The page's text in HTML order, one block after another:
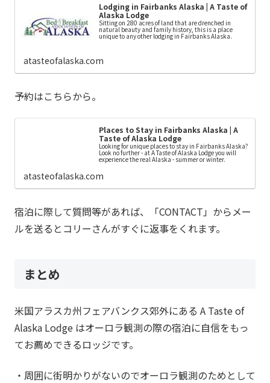
Lodging in Fairbanks Alaska | A Taste of
Alaska Lodge
Sitting on 280 acres of land that are drenched in
natural beauty and family history, this is a place
unique to any other lodging in Fairbanks Alaska.
atasteofalaska.com
予約はこちらから。
Places to Stay in Fairbanks Alaska | A
Taste of Alaska Lodge
Looking for unique places to stay in Fairbanks Alaska?
Look no further - at A Taste of Alaska Lodge you will
experience the real Alaska - summer or winter.
atasteofalaska.com
宿泊に際して質問等があれば、「CONTACT」からメー
ルを送るとコリーさんがすぐに返事をくれます。
まとめ
米国アラスカ州フェアバンクス郊外にある A Taste of
Alaska Lodge はオーロラ観測の際の宿泊に自信をもっ
てお薦めできるロッジです。
・周囲に街明かりがないのでオーロラ観測のためとして